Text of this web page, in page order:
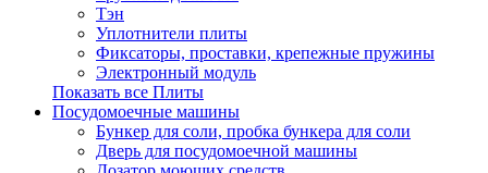
Тэн
Уплотнители плиты
Фиксаторы, проставки, крепежные пружины
Электронный модуль
Показать все Плиты
Посудомоечные машины
Бункер для соли, пробка бункера для соли
Дверь для посудомоечной машины